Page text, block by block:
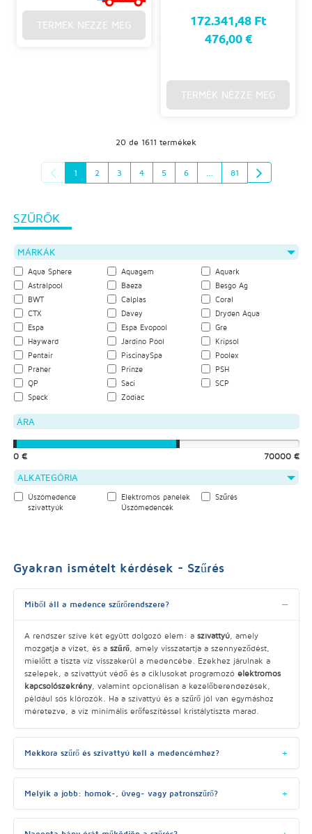
Gyakran ismételt kérdések - Szűrés
Miből áll a medence szűrőrendszere?
A rendszer szíve két együtt dolgozó elem: a szivattyú, amely
mozgatja a vizet, és a szűrő, amely visszatartja a szennyeződést,
mielőtt a tiszta víz visszakerül a medencébe. Ezekhez járulnak a
szelepek, a szivattyút védő és a ciklusokat programozó elektromos
kapcsolószekrény, valamint opcionálisan a kezelőberendezések,
például sós klórozók. Ha a szivattyú és a szűrő jól van egymáshoz
méretezve, a víz minimális erőfeszítéssel kristálytiszta marad.
Mekkora szűrő és szivattyú kell a medencémhez?
Melyik a jobb: homok-, üveg- vagy patronszűrő?
TERMÉK NÉZZE MEG
172.341,48 Ft
476,00 €
TERMÉK NÉZZE MEG
20 de 1611 termékek
1 2 3 4 5 6 ... 81
SZŰRŐK
MÁRKÁK
Aqua Sphere Aquagem
Aquark
Astralpool
Baeza
Besgo Ag
BWT
Calplas
Coral
CTX
Davey
Dryden Aqua
Espa
Espa Evopool
Gre
Hayward
Jardino Pool
Kripsol
Pentair
PiscinaySpa
Poolex
Praher
Prinze
PSH
QP
Saci
SCP
Speck
Zodiac
ÁRA
0 € 70000 €
ALKATEGÓRIA
Úszómedence
szivattyúk
Elektromos panelek
Úszómedencék
Szűrés